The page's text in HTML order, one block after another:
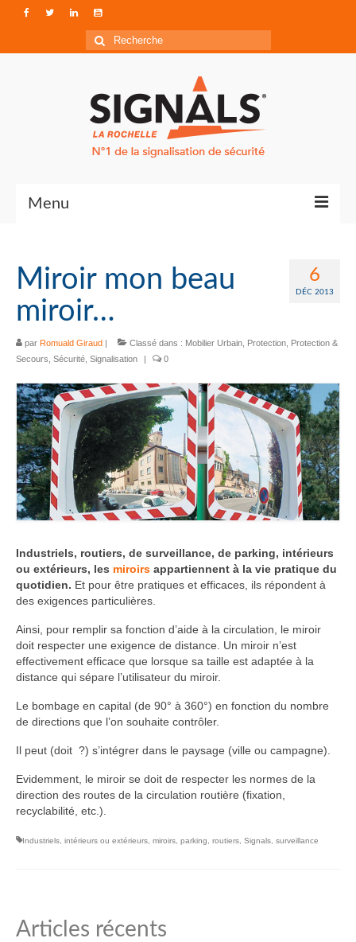
Rechercher
:
Menu
Qui sommes-nous ?
Accéder à Signals
6
DÉC 2013
Miroir mon beau
miroir…
par Romuald Giraud | Classé dans : Mobilier Urbain Protection Protection &
Secours Sécurité Signalisation | 0
Industriels, routiers, de surveillance, de parking, intérieurs
ou extérieurs, les miroirs appartiennent à la vie pratique du
quotidien. Et pour être pratiques et efficaces, ils répondent à
des exigences particulières.
Ainsi, pour remplir sa fonction d’aide à la circulation, le miroir
doit respecter une exigence de distance. Un miroir n’est
effectivement efficace que lorsque sa taille est adaptée à la
distance qui sépare l’utilisateur du miroir.
Le bombage en capital (de 90° à 360°) en fonction du nombre
de directions que l’on souhaite contrôler.
Il peut (doit ?) s’intégrer dans le paysage (ville ou campagne).
Evidemment, le miroir se doit de respecter les normes de la
direction des routes de la circulation routière (fixation,
recyclabilité, etc.).
Industriels intérieurs ou extérieurs miroirs parking routiers Signals surveillance
Articles récents